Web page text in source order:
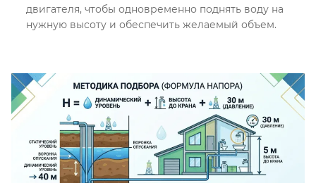
двигателя, чтобы одновременно поднять воду на
нужную высоту и обеспечить желаемый объем.